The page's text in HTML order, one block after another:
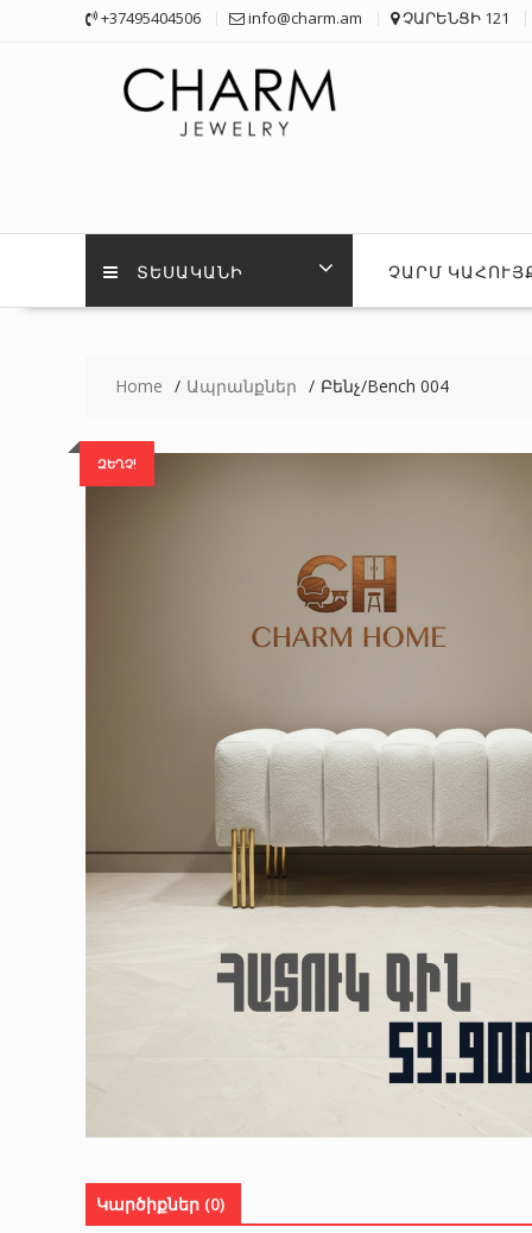
+37495404506 info@charm.am ՉԱՐԵՆՑԻ 121
ՏԵՍԱԿԱՆԻ ՉԱՐՄ
Home Ապրանքներ Բենչ/Bench 004
ԶԵՂՉ!
Կարծիքներ (0)